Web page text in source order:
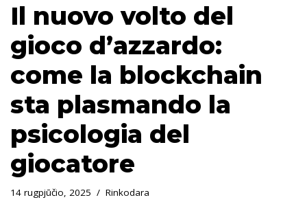
Il nuovo volto del
gioco d’azzardo:
come la blockchain
sta plasmando la
psicologia del
giocatore
14 rugpjūčio, 2025 Rinkodara